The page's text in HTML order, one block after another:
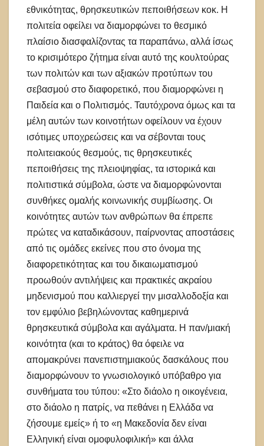
εθνικότητας, θρησκευτικών πεποιθήσεων κοκ. Η
πολιτεία οφείλει να διαμορφώνει το θεσμικό
πλαίσιο διασφαλίζοντας τα παραπάνω, αλλά ίσως
το κρισιμότερο ζήτημα είναι αυτό της κουλτούρας
των πολιτών και των αξιακών προτύπων του
σεβασμού στο διαφορετικό, που διαμορφώνει η
Παιδεία και ο Πολιτισμός. Ταυτόχρονα όμως και τα
μέλη αυτών των κοινοτήτων οφείλουν να έχουν
ισότιμες υποχρεώσεις και να σέβονται τους
πολιτειακούς θεσμούς, τις θρησκευτικές
πεποιθήσεις της πλειοψηφίας, τα ιστορικά και
πολιτιστικά σύμβολα, ώστε να διαμορφώνονται
συνθήκες ομαλής κοινωνικής συμβίωσης. Οι
κοινότητες αυτών των ανθρώπων θα έπρεπε
πρώτες να καταδικάσουν, παίρνοντας αποστάσεις
από τις ομάδες εκείνες που στο όνομα της
διαφορετικότητας και του δικαιωματισμού
προωθούν αντιλήψεις και πρακτικές ακραίου
μηδενισμού που καλλιεργεί την μισαλλοδοξία και
τον εμφύλιο βεβηλώνοντας καθημερινά
θρησκευτικά σύμβολα και αγάλματα. Η παν/μιακή
κοινότητα (και το κράτος) θα όφειλε να
απομακρύνει πανεπιστημιακούς δασκάλους που
διαμορφώνουν το γνωσιολογικό υπόβαθρο για
συνθήματα του τύπου: «Στο διάολο η οικογένεια,
στο διάολο η πατρίς, να πεθάνει η Ελλάδα να
ζήσουμε εμείς» ή το «η Μακεδονία δεν είναι
Ελληνική είναι ομοφυλοφιλική» και άλλα